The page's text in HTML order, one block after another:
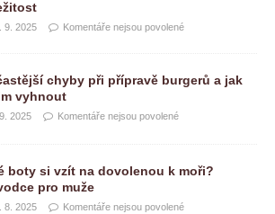
9. 2025 Komentáře nejsou povolené
chyby při přípravě burgerů a jak
vyhnout
2025 Komentáře nejsou povolené
boty si vzít na dovolenou k moři?
pro muže
8. 2025 Komentáře nejsou povolené